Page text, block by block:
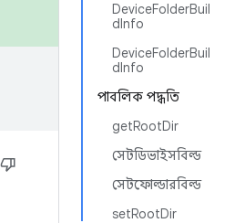
DeviceFolderBuil
dInfo
DeviceFolderBuil
dInfo
পাবলিক পদ্ধতি
getRootDir
সেটডিভাইসবিল্ড
সেটফোল্ডারবিল্ড
setRootDir